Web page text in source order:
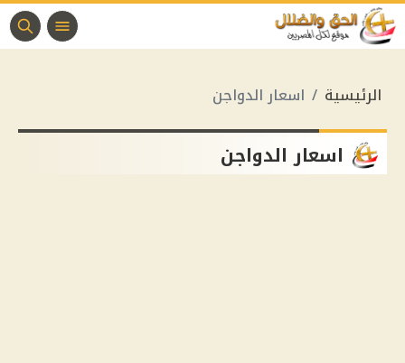
الرئيسية اسعار الدواجن
اسعار الدواجن